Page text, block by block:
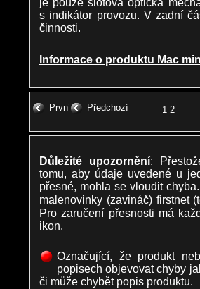
s indikátor provozu. V zadní
činnosti.
Informace o produktu Mac
První Předchozí 1 2
Důležité upozornění:
tomu, aby údaje uvedené u
přesné, mohla se vloudit
malenovinky (zavináč) firstnet
Pro zaručení přesnosti má
ikon.
Označující, že produkt
popisech objevovat chyby
či může chybět popis produktu.